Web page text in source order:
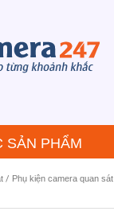
SẢN PHẨM
/ Phụ kiện camera quan sát